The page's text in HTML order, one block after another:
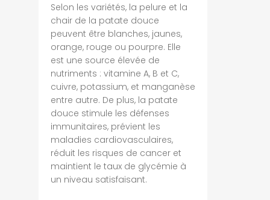
Selon les variétés, la pelure et la
chair de la patate douce
peuvent être blanches, jaunes,
orange, rouge ou pourpre. Elle
est une source élevée de
nutriments : vitamine A, B et C,
cuivre, potassium, et manganèse
entre autre. De plus, la patate
douce stimule les défenses
immunitaires, prévient les
maladies cardiovasculaires,
réduit les risques de cancer et
maintient le taux de glycémie à
un niveau satisfaisant.